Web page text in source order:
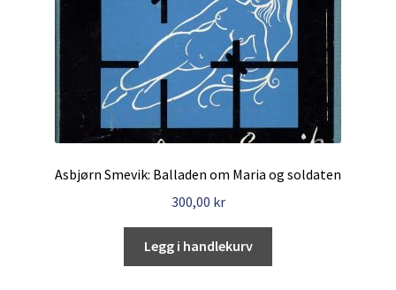
Asbjørn Smevik: Balladen om Maria og soldaten
300,00 kr
Legg i handlekurv